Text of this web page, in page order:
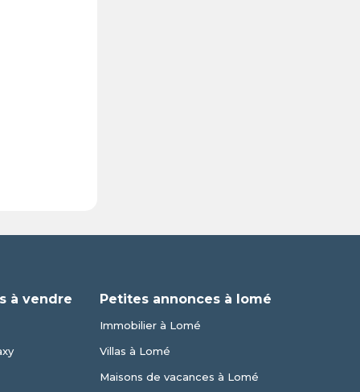
à vendre Petites annonces à lomé
Immobilier à Lomé
Villas à Lomé
Maisons de vacances à Lomé